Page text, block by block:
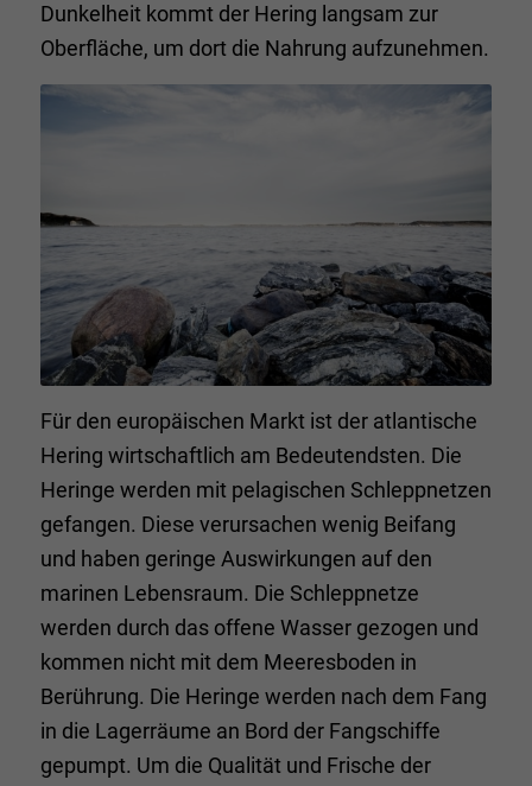
Dunkelheit kommt der Hering langsam zur
Oberfläche, um dort die Nahrung aufzunehmen.
Für den europäischen Markt ist der atlantische
Hering wirtschaftlich am Bedeutendsten. Die
Heringe werden mit pelagischen Schleppnetzen
gefangen. Diese verursachen wenig Beifang
und haben geringe Auswirkungen auf den
marinen Lebensraum. Die Schleppnetze
werden durch das offene Wasser gezogen und
kommen nicht mit dem Meeresboden in
Berührung. Die Heringe werden nach dem Fang
in die Lagerräume an Bord der Fangschiffe
gepumpt. Um die Qualität und Frische der